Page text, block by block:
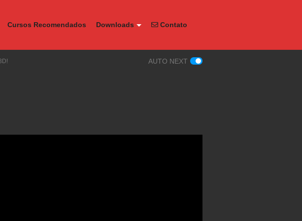
Cursos Recomendados Downloads Contato
AUTO NEXT